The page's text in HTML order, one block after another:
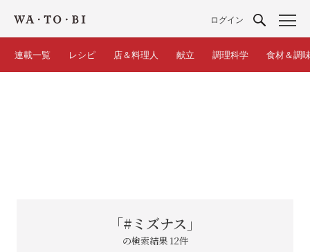
ログイン
連載一覧 レシピ 店＆料理人 献立 調理科学 食材＆調
「#ミズナス」
の検索結果 12件